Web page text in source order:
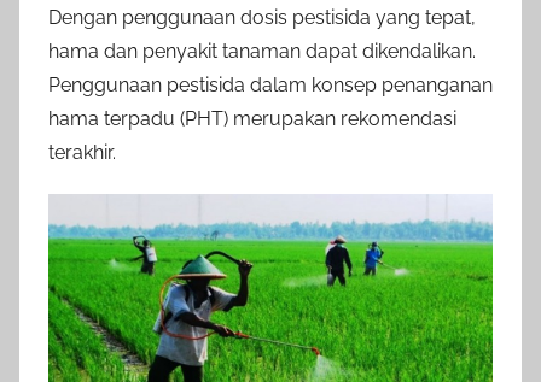
Dengan penggunaan dosis pestisida yang tepat,
hama dan penyakit tanaman dapat dikendalikan.
Penggunaan pestisida dalam konsep penanganan
hama terpadu (PHT) merupakan rekomendasi
terakhir.